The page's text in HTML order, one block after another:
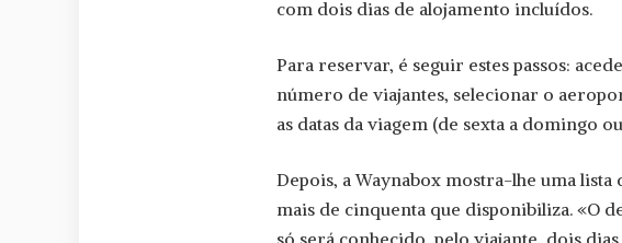
com dois dias de alojamento incluídos.
Para reservar, é seguir estes passos:
núme­ro de viajantes, selecionar o
as datas da viagem (de sexta a domingo
Depois, a Waynabox mostra-lhe uma
mais de cinquenta que disponibiliza. «O